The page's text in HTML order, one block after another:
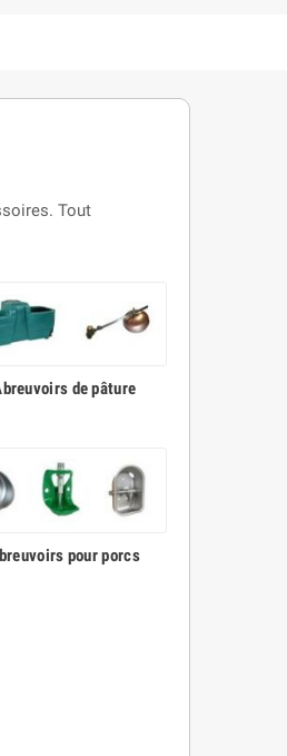
Tout
de pâture
pour porcs